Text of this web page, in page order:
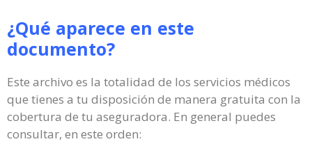
¿Qué aparece en este
documento?
Este archivo es la totalidad de los servicios médicos
que tienes a tu disposición de manera gratuita con la
cobertura de tu aseguradora. En general puedes
consultar, en este orden: